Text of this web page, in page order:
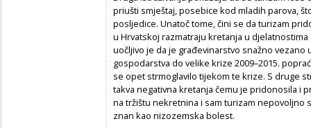
priušti smještaj, posebice kod mladih parova,
posljedice. Unatoč tome, čini se da turizam
u Hrvatskoj razmatraju kretanja u
uočljivo je da je građevinarstvo snažno
gospodarstva do velike krize 2009–2015.
se opet strmoglavilo tijekom te krize. S druge
takva negativna kretanja čemu je pridonosila i
na tržištu nekretnina i sam turizam nepovoljno
znan kao nizozemska bolest.